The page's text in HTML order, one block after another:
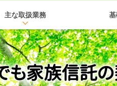
主な取扱業務
家族信託